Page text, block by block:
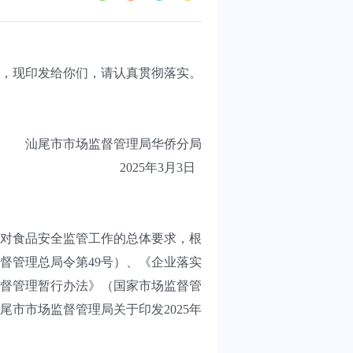
印发给你们，请认真贯彻落实。
汕尾市市场监督管理局华侨分局
2025年3月3日
品安全监管工作的总体要求，根
管理总局令第49号）、《企业落实
管理暂行办法》（国家市场监督管
市市场监督管理局关于印发2025年